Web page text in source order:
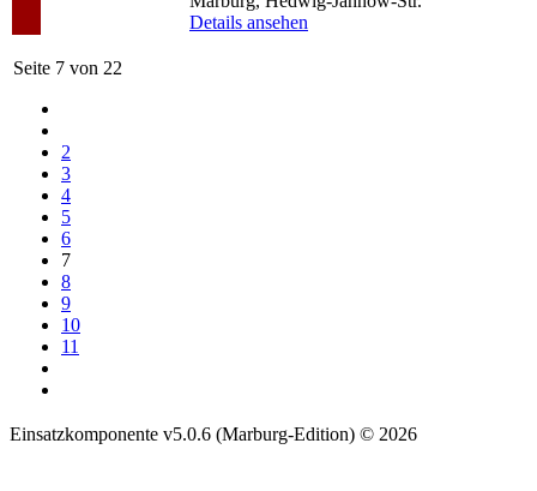
Details ansehen
Seite 7 von 22
2
3
4
5
6
7
8
9
10
11
Einsatzkomponente v5.0.6 (Marburg-Edition) © 2026